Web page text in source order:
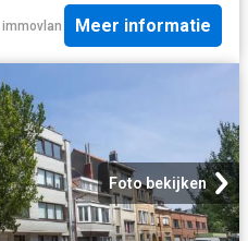
immovlan Meer informatie
Foto bekijken